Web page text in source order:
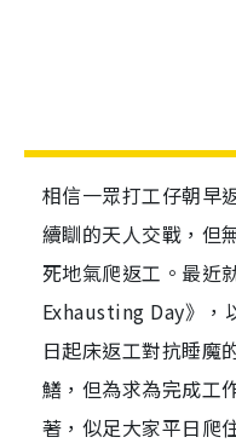
相信一眾打工仔朝早
續瞓的天人交戰，但
死地氣爬返工。最近
Exhausting Day》，
日起床返工對抗睡魔
鱔，但為求為完成工
著，似足大家平日爬